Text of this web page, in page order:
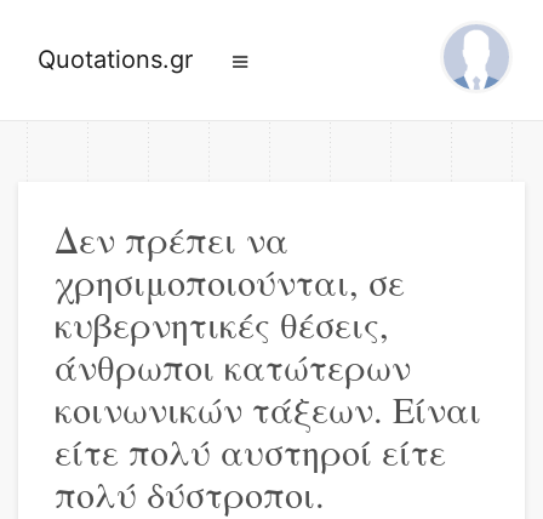
Quotations.gr
Δεν πρέπει να
χρησιμοποιούνται, σε
κυβερνητικές θέσεις,
άνθρωποι κατώτερων
κοινωνικών τάξεων. Είναι
είτε πολύ αυστηροί είτε
πολύ δύστροποι.